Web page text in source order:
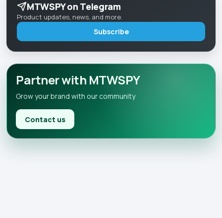
MTWSPY on Telegram
Product updates, news, and more.
Subscribe
Partner with MTWSPY
Grow your brand with our community
Contact us